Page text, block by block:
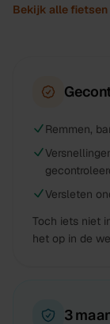
Bekijk alle fietsen
Remmen,
Versleten
Toch iets niet
het op in de
3